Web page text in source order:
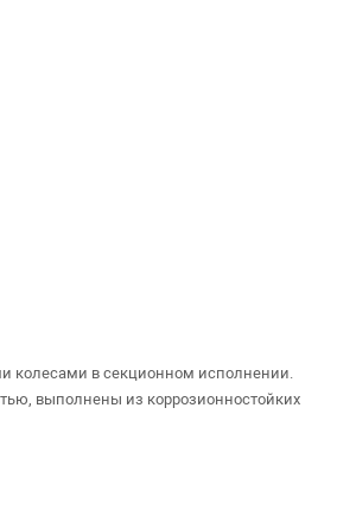
колесами в секционном исполнении.
выполнены из коррозионностойких